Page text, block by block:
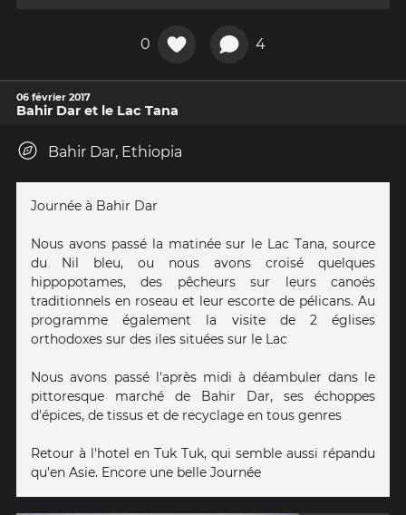
0 4
06 février 2017
Bahir Dar et le Lac Tana
Bahir Dar, Ethiopia
Journée à Bahir Dar
Nous avons passé la matinée sur le Lac Tana, source
du Nil bleu, ou nous avons croisé quelques
hippopotames, des pêcheurs sur leurs canoës
traditionnels en roseau et leur escorte de pélicans. Au
programme également la visite de 2 églises
orthodoxes sur des iles situées sur le Lac
Nous avons passé l'après midi à déambuler dans le
pittoresque marché de Bahir Dar, ses échoppes
d'épices, de tissus et de recyclage en tous genres
Retour à l'hotel en Tuk Tuk, qui semble aussi répandu
qu'en Asie. Encore une belle Journée